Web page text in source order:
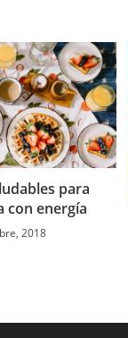
para
con energía
2018